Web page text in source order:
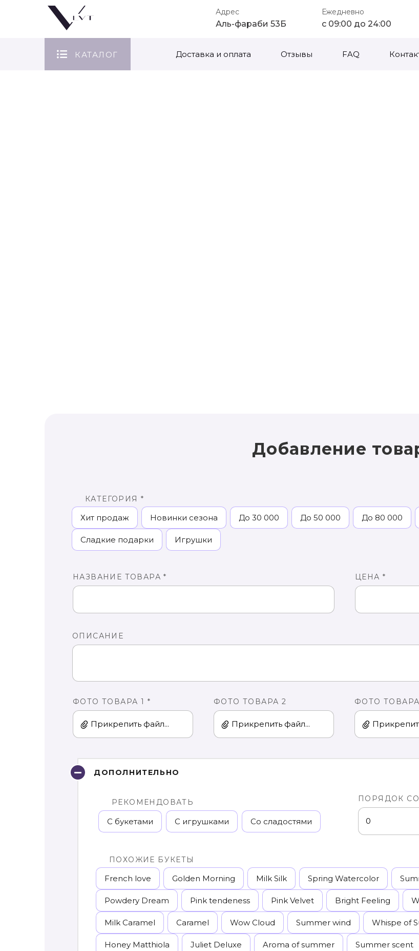
Адрес
Аль-фараби 53Б
Ежедневно
с 09:00 до 24:00
КАТАЛОГ Доставка и оплата Отзывы FAQ
Добавление
КАТЕГОРИЯ *
Хит продаж Новинки сезона До 30 000 До 50 000 До 80 000
Сладкие подарки Игрушки
НАЗВАНИЕ ТОВАРА * ЦЕНА *
ОПИСАНИЕ
ФОТО ТОВАРА 1 *
Прикрепить файл...
ФОТО ТОВАРА 2
Прикрепить файл...
ФОТО ТОВАРА
ДОПОЛНИТЕЛЬНО
РЕКОМЕНДОВАТЬ
С букетами С игрушками Со сладостями
ПОРЯДОК
ПОХОЖИЕ БУКЕТЫ
French love Golden Morning Milk Silk Spring Watercolor
Powdery Dream Pink tendeness Pink Velvet Bright Feeling
Milk Caramel Caramel Wow Cloud Summer wind Whispe of
Honey Matthiola Juliet Deluxe Aroma of summer Summer scent